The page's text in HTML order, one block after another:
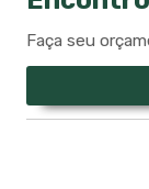
Faça seu